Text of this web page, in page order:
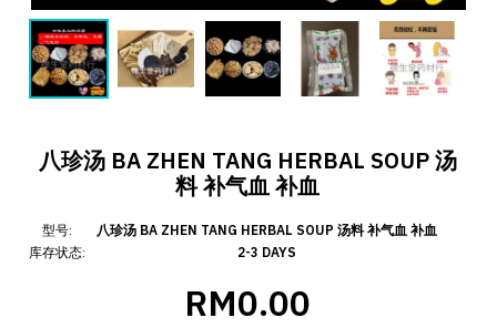
八珍汤 BA ZHEN TANG HERBAL SOUP 汤
料 补气血 补血
型号:
库存状态:
八珍汤 BA ZHEN TANG HERBAL SOUP 汤料 补气血 补血
2-3 DAYS
RM0.00